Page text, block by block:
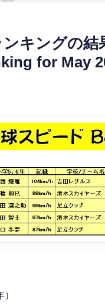
キングの
for May